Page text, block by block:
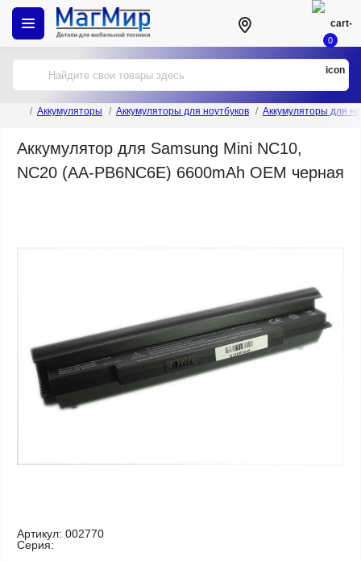
0
Аккумуляторы Аккумуляторы для ноутбуков Аккумуляторы для
Аккумулятор для Samsung Mini NC10,
NC20 (AA-PB6NC6E) 6600mAh OEM черная
Артикул: 002770
Серия: